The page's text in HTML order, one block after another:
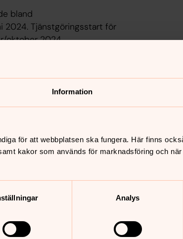
Information
för att webbplatsen ska fungera. Här finns
kakor som används för marknadsföring och
Analys
bland
2024. Tjänst­göringsstart för
oktober 2024.